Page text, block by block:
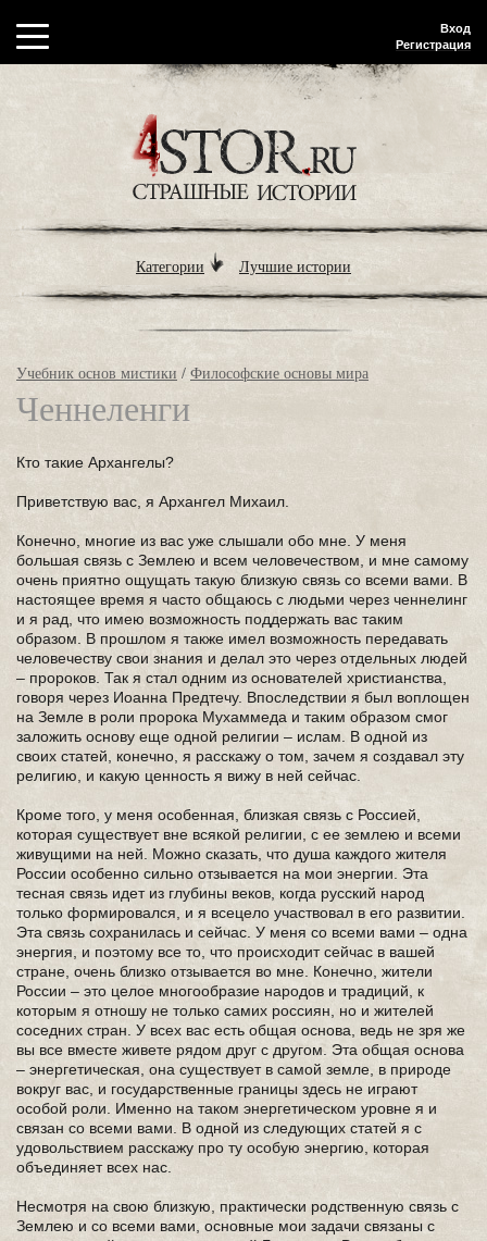
Вход
Регистрация
Категории Лучшие истории
Учебник основ мистики / Философские основы мира
Ченнеленги
Кто такие Архангелы?
Приветствую вас, я Архангел Михаил.
Конечно, многие из вас уже слышали обо мне. У меня
большая связь с Землею и всем человечеством, и мне самому
очень приятно ощущать такую близкую связь со всеми вами. В
настоящее время я часто общаюсь с людьми через ченнелинг
и я рад, что имею возможность поддержать вас таким
образом. В прошлом я также имел возможность передавать
человечеству свои знания и делал это через отдельных людей
– пророков. Так я стал одним из основателей христианства,
говоря через Иоанна Предтечу. Впоследствии я был воплощен
на Земле в роли пророка Мухаммеда и таким образом смог
заложить основу еще одной религии – ислам. В одной из
своих статей, конечно, я расскажу о том, зачем я создавал эту
религию, и какую ценность я вижу в ней сейчас.
Кроме того, у меня особенная, близкая связь с Россией,
которая существует вне всякой религии, с ее землею и всеми
живущими на ней. Можно сказать, что душа каждого жителя
России особенно сильно отзывается на мои энергии. Эта
тесная связь идет из глубины веков, когда русский народ
только формировался, и я всецело участвовал в его развитии.
Эта связь сохранилась и сейчас. У меня со всеми вами – одна
энергия, и поэтому все то, что происходит сейчас в вашей
стране, очень близко отзывается во мне. Конечно, жители
России – это целое многообразие народов и традиций, к
которым я отношу не только самих россиян, но и жителей
соседних стран. У всех вас есть общая основа, ведь не зря же
вы все вместе живете рядом друг с другом. Эта общая основа
– энергетическая, она существует в самой земле, в природе
вокруг вас, и государственные границы здесь не играют
особой роли. Именно на таком энергетическом уровне я и
связан со всеми вами. В одной из следующих статей я с
удовольствием расскажу про ту особую энергию, которая
объединяет всех нас.
Несмотря на свою близкую, практически родственную связь с
Землею и со всеми вами, основные мои задачи связаны с